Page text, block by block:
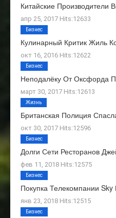
Китайские Производители
апр 25, 2017 Hits:12633
Кулинарный Критик Жиль
окт 16, 2016 Hits:12622
Бизнес
Неподалёку От Оксфорда
март 30, 2017 Hits:12613
Бизнес
Британская Полиция
окт 30, 2017 Hits:12596
Жизнь
Долги Сети Ресторанов
фев 11, 2018 Hits:12575
Бизнес
Покупка Телекомпании
янв 23, 2018 Hits:12515
Бизнес
Бизнес